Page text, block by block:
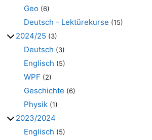
Geo (6)
Deutsch - Lektürekurse (15)
2024/25 (3)
Deutsch (3)
Englisch (5)
WPF (2)
Geschichte (6)
Physik (1)
2023/2024
Englisch (5)